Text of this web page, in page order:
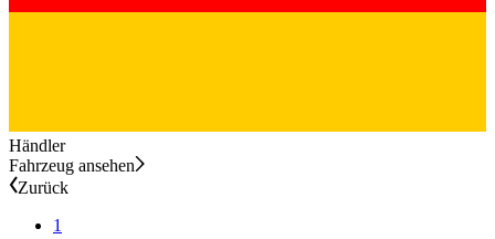
Händler
Fahrzeug ansehen
Zurück
1